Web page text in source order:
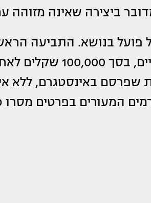
ביצירה שאינה מזוהה
פועל בנושא. התביעה
מגבעתיים, בסך
באינסטגרם, ללא
המעורים בפרטים מסרו